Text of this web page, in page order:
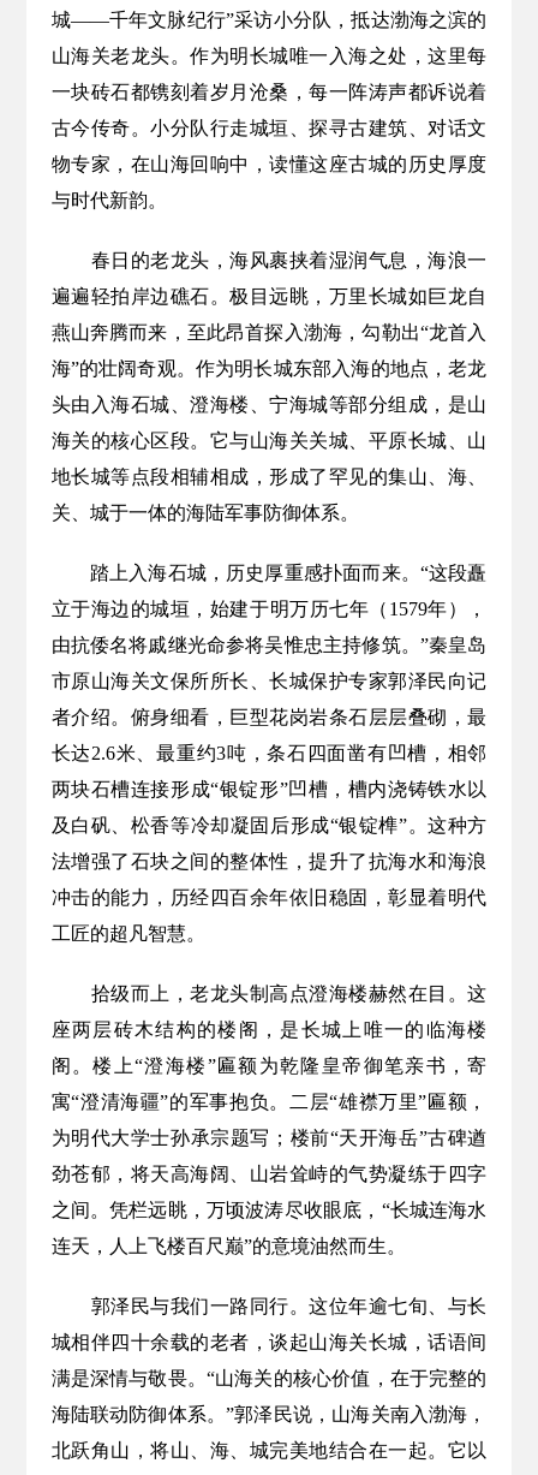
城——千年文脉纪行”采访小分队，抵达渤海之滨的
山海关老龙头。作为明长城唯一入海之处，这里每
一块砖石都镌刻着岁月沧桑，每一阵涛声都诉说着
古今传奇。小分队行走城垣、探寻古建筑、对话文
物专家，在山海回响中，读懂这座古城的历史厚度
与时代新韵。
春日的老龙头，海风裹挟着湿润气息，海浪一
遍遍轻拍岸边礁石。极目远眺，万里长城如巨龙自
燕山奔腾而来，至此昂首探入渤海，勾勒出“龙首入
海”的壮阔奇观。作为明长城东部入海的地点，老龙
头由入海石城、澄海楼、宁海城等部分组成，是山
海关的核心区段。它与山海关关城、平原长城、山
地长城等点段相辅相成，形成了罕见的集山、海、
关、城于一体的海陆军事防御体系。
踏上入海石城，历史厚重感扑面而来。“这段矗
立于海边的城垣，始建于明万历七年（1579年），
由抗倭名将戚继光命参将吴惟忠主持修筑。”秦皇岛
市原山海关文保所所长、长城保护专家郭泽民向记
者介绍。俯身细看，巨型花岗岩条石层层叠砌，最
长达2.6米、最重约3吨，条石四面凿有凹槽，相邻
两块石槽连接形成“银锭形”凹槽，槽内浇铸铁水以
及白矾、松香等冷却凝固后形成“银锭榫”。这种方
法增强了石块之间的整体性，提升了抗海水和海浪
冲击的能力，历经四百余年依旧稳固，彰显着明代
工匠的超凡智慧。
拾级而上，老龙头制高点澄海楼赫然在目。这
座两层砖木结构的楼阁，是长城上唯一的临海楼
阁。楼上“澄海楼”匾额为乾隆皇帝御笔亲书，寄
寓“澄清海疆”的军事抱负。二层“雄襟万里”匾额，
为明代大学士孙承宗题写；楼前“天开海岳”古碑遒
劲苍郁，将天高海阔、山岩耸峙的气势凝练于四字
之间。凭栏远眺，万顷波涛尽收眼底，“长城连海水
连天，人上飞楼百尺巅”的意境油然而生。
郭泽民与我们一路同行。这位年逾七旬、与长
城相伴四十余载的老者，谈起山海关长城，话语间
满是深情与敬畏。“山海关的核心价值，在于完整的
海陆联动防御体系。”郭泽民说，山海关南入渤海，
北跃角山，将山、海、城完美地结合在一起。它以